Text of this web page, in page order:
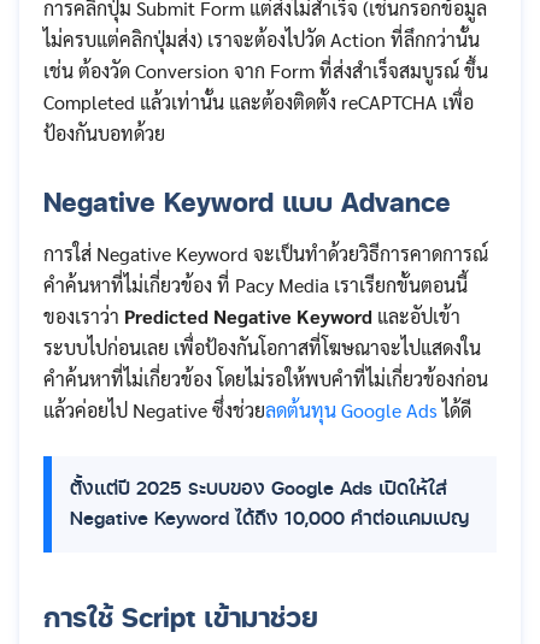
การคลิกปุ่ม Submit Form แต่ส่งไม่สำเร็จ (เช่นกรอกข้อมูล
ไม่ครบแต่คลิกปุ่มส่ง) เราจะต้องไปวัด Action ที่ลึกกว่านั้น
เช่น ต้องวัด Conversion จาก Form ที่ส่งสำเร็จสมบูรณ์ ขึ้น
Completed แล้วเท่านั้น และต้องติดตั้ง reCAPTCHA เพื่อ
ป้องกันบอทด้วย
Negative Keyword แบบ Advance
การใส่ Negative Keyword จะเป็นทำด้วยวิธีการคาดการณ์
คำค้นหาที่ไม่เกี่ยวข้อง ที่ Pacy Media เราเรียกขั้นตอนนี้
ของเราว่า Predicted Negative Keyword และอัปเข้า
ระบบไปก่อนเลย เพื่อป้องกันโอกาสที่โฆษณาจะไปแสดงใน
คำค้นหาที่ไม่เกี่ยวข้อง โดยไม่รอให้พบคำที่ไม่เกี่ยวข้องก่อน
แล้วค่อยไป Negative ซึ่งช่วยลดต้นทุน Google Adsได้ดี
ตั้งแต่ปี 2025 ระบบของ Google Ads เปิดให้ใส่
Negative Keyword ได้ถึง 10,000 คำต่อแคมเปญ
การใช้ Script เข้ามาช่วย